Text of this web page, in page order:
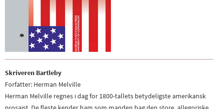
Skriveren Bartleby
Forfatter: Herman Melville
Herman Melville regnes i dag for 1800-tallets betydeligste amerikansk